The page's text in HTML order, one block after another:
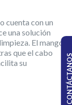
cuenta con un
una solución
El mango
que el cabo
su